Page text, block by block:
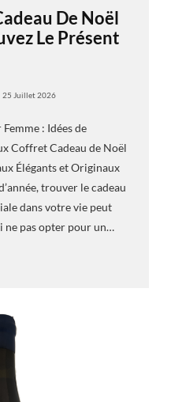
De Noël
Le Présent
25 Juillet 2026
: Idées de
Coffret Cadeau de Noël
Élégants et Originaux
trouver le cadeau
dans votre vie peut
ne pas opter pour un…